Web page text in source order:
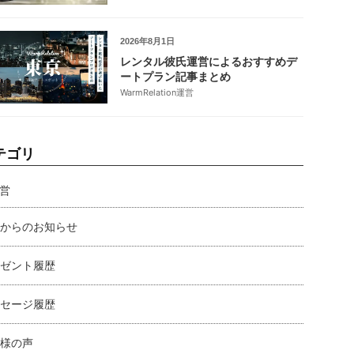
2026年8月1日
レンタル彼氏運営によるおすすめデ
ートプラン記事まとめ
WarmRelation運営
ゴリ
らのお知らせ
ント履歴
ージ履歴
の声